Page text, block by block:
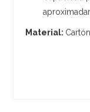
Material: Cartón.